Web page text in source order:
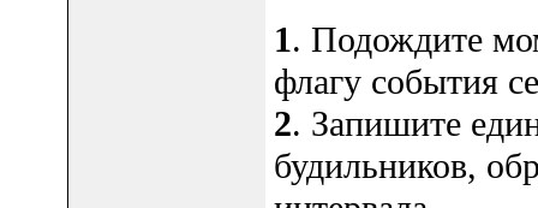
1. Подождите
флагу события
2. Запишите
будильников,